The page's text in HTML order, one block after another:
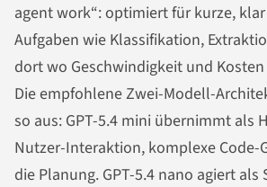
agent work“: optimiert für kurze,
Aufgaben wie Klassifikation,
dort wo Geschwindigkeit und
Die empfohlene Zwei-Modell-
so aus: GPT-5.4 mini übernimmt als
Nutzer-Interaktion, komplexe Code-
die Planung. GPT-5.4 nano agiert